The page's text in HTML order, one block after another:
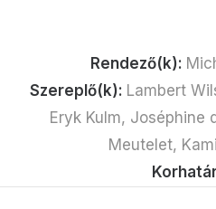
Rendező(k):
Szereplő(k): Lambert
Eryk Kulm, Joséphine
Meutelet,